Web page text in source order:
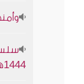
1444هـ